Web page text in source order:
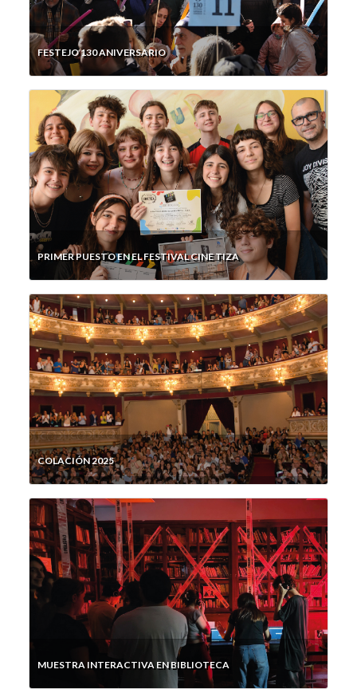
FESTEJO 130 ANIVERSARIO
PRIMER PUESTO EN EL FESTIVAL CINE TIZA
COLACIÓN 2025
MUESTRA INTERACTIVA EN BIBLIOTECA